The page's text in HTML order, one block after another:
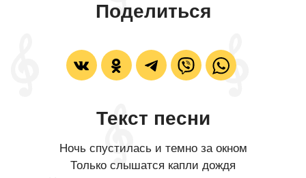
Поделиться
Текст песни
Ночь спустилась и темно за окном
Только слышатся капли дождя